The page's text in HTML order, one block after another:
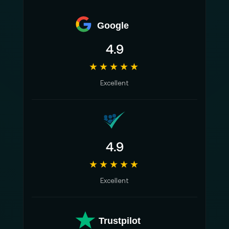
Google
4.9
★★★★★
Excellent
4.9
★★★★★
Excellent
Trustpilot